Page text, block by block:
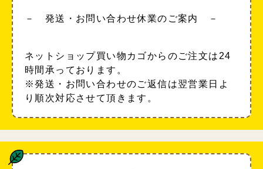
－ 発送・お問い合わせ休業のご案内 －
ネットショップ買い物カゴからのご注文は24
時間承っております。
※発送・お問い合わせのご返信は翌営業日よ
り順次対応させて頂きます。